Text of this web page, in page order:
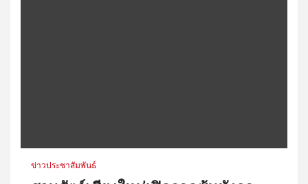
ประเทศไทย จัดประชุมสามัญครั้ง
พัฒนาเครือข่ายและยกระดับการ
ข่าวประชาสัมพันธ์